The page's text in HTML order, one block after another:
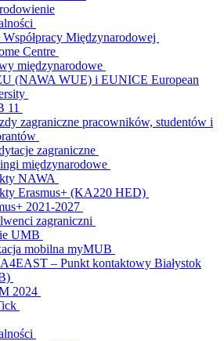
Współpracy Międzynarodowej
Centre
międzynarodowe
(NAWA WUE) i EUNICE European
11
zagraniczne pracowników, studentów i
zagraniczne
międzynarodowe
NAWA
Erasmus+ (KA220 HED)
2021-2027
zagraniczni
UMB
mobilna myMUB
– Punkt kontaktowy Białystok
2024